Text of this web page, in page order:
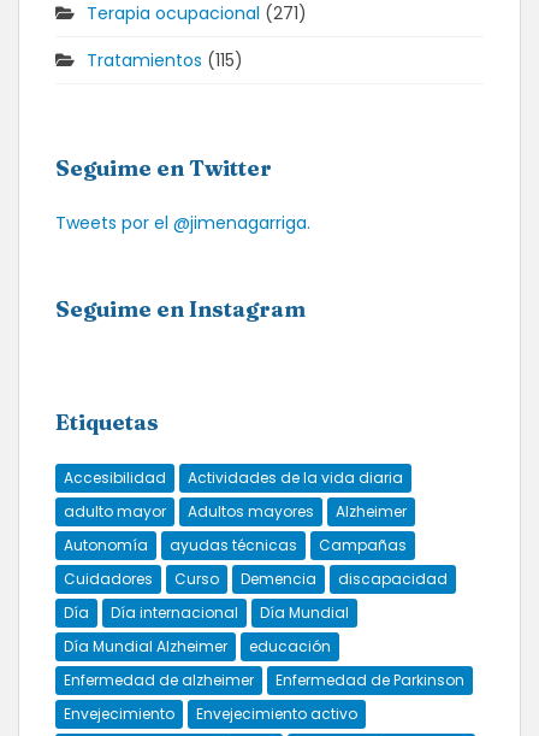
Terapia ocupacional (271)
Tratamientos (115)
Seguime en Twitter
Tweets por el @jimenagarriga.
Seguime en Instagram
Etiquetas
Accesibilidad
Actividades de la vida diaria
adulto mayor
Adultos mayores
Alzheimer
Autonomía
ayudas técnicas
Campañas
Cuidadores
Curso Demencia
discapacidad
Día
Día internacional
Día Mundial
Día Mundial Alzheimer
educación
Enfermedad de alzheimer
Enfermedad de Parkinson
Envejecimiento
Envejecimiento activo